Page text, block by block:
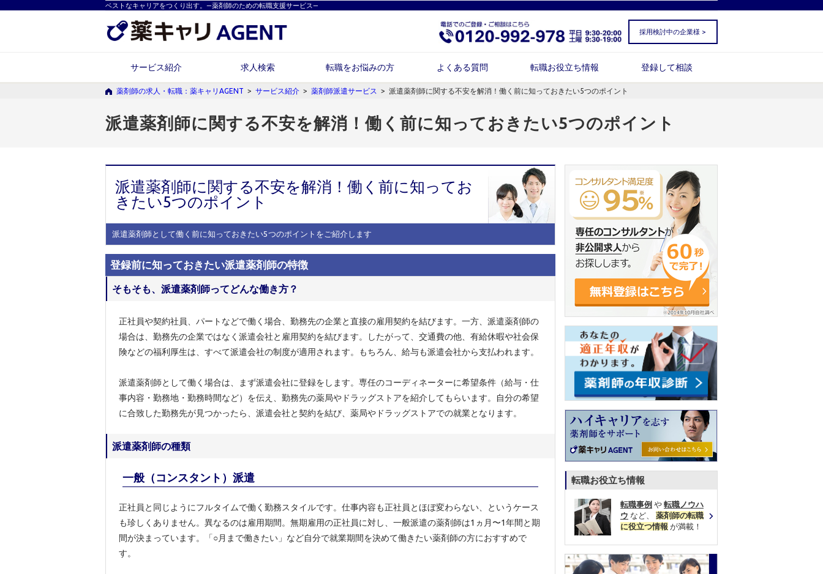
ベストなキャリアをつくり出す。―薬剤師のための転職支援サービス―
採用検討中の企業様 >
サービス紹介 求人検索 転職をお悩みの方 よくある質問 転職お役立ち情報 登録して相談
薬剤師の求人・転職：薬キャリAGENT > サービス紹介 > 薬剤師派遣サービス > 派遣薬剤師に関する不安を解消！働く前に知っておきたい5つのポイント
派遣薬剤師に関する不安を解消！働く前に知っておきたい5つのポイント
派遣薬剤師に関する不安を解消！働く前に知ってお
きたい5つのポイント
派遣薬剤師として働く前に知っておきたい5つのポイントをご紹介します
登録前に知っておきたい派遣薬剤師の特徴
そもそも、派遣薬剤師ってどんな働き方？
正社員や契約社員、パートなどで働く場合、勤務先の企業と直接の雇用契約を結びます。一方、派遣薬剤師の
場合は、勤務先の企業ではなく派遣会社と雇用契約を結びます。したがって、交通費の他、有給休暇や社会保
険などの福利厚生は、すべて派遣会社の制度が適用されます。もちろん、給与も派遣会社から支払われます。
派遣薬剤師として働く場合は、まず派遣会社に登録をします。専任のコーディネーターに希望条件（給与・仕
事内容・勤務地・勤務時間など）を伝え、勤務先の薬局やドラッグストアを紹介してもらいます。自分の希望
に合致した勤務先が見つかったら、派遣会社と契約を結び、薬局やドラッグストアでの就業となります。
派遣薬剤師の種類
一般（コンスタント）派遣
正社員と同じようにフルタイムで働く勤務スタイルです。仕事内容も正社員とほぼ変わらない、というケース
も珍しくありません。異なるのは雇用期間。無期雇用の正社員に対し、一般派遣の薬剤師は1ヵ月〜1年間と期
間が決まっています。「○月まで働きたい」など自分で就業期間を決めて働きたい薬剤師の方におすすめで
す。
転職お役立ち情報
転職事例 や 転職ノウハ
ウ など、 薬剤師の転職
に役立つ情報 が満載！